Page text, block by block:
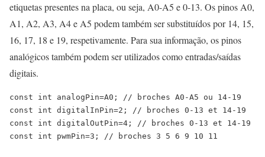
etiquetas presentes na placa, ou seja, A0-A5 e 0-13. Os pinos A0,
A1, A2, A3, A4 e A5 podem também ser substituídos por 14, 15,
16, 17, 18 e 19, respetivamente. Para sua informação, os pinos
analógicos também podem ser utilizados como entradas/saídas
digitais.
const int analogPin=A0; // broches A0-A5 ou 14-19
const int digitalInPin=2; // broches 0-13 et 14-19
const int digitalOutPin=4; // broches 0-13 et 14-19
const int pwmPin=3; // broches 3 5 6 9 10 11